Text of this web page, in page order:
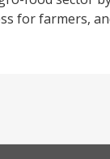
for farmers,